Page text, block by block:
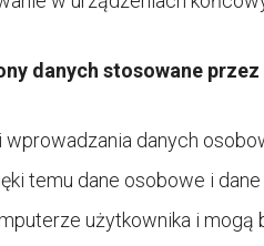
danych stosowane
wprowadzania danych
temu dane osobowe i
użytkownika i